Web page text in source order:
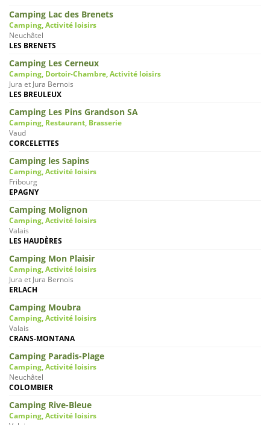
Camping Lac des Brenets
Camping, Activité loisirs
Neuchâtel
LES BRENETS
Camping Les Cerneux
Camping, Dortoir-Chambre, Activité loisirs
Jura et Jura Bernois
LES BREULEUX
Camping Les Pins Grandson SA
Camping, Restaurant, Brasserie
Vaud
CORCELETTES
Camping les Sapins
Camping, Activité loisirs
Fribourg
EPAGNY
Camping Molignon
Camping, Activité loisirs
Valais
LES HAUDÈRES
Camping Mon Plaisir
Camping, Activité loisirs
Jura et Jura Bernois
ERLACH
Camping Moubra
Camping, Activité loisirs
Valais
CRANS-MONTANA
Camping Paradis-Plage
Camping, Activité loisirs
Neuchâtel
COLOMBIER
Camping Rive-Bleue
Camping, Activité loisirs